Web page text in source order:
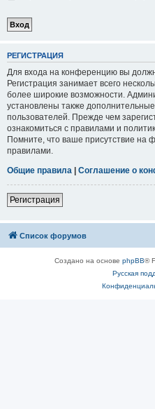
РЕГИСТРАЦИЯ
Для входа на конференцию вы
Регистрация занимает всего
более широкие возможности.
установлены также
пользователей. Прежде чем
ознакомиться с правилами и
Помните, что ваше присутствие на
правилами.
Общие правила | Соглашение о
Регистрация
Список форумов
Создано на основе phpBB®
Русская